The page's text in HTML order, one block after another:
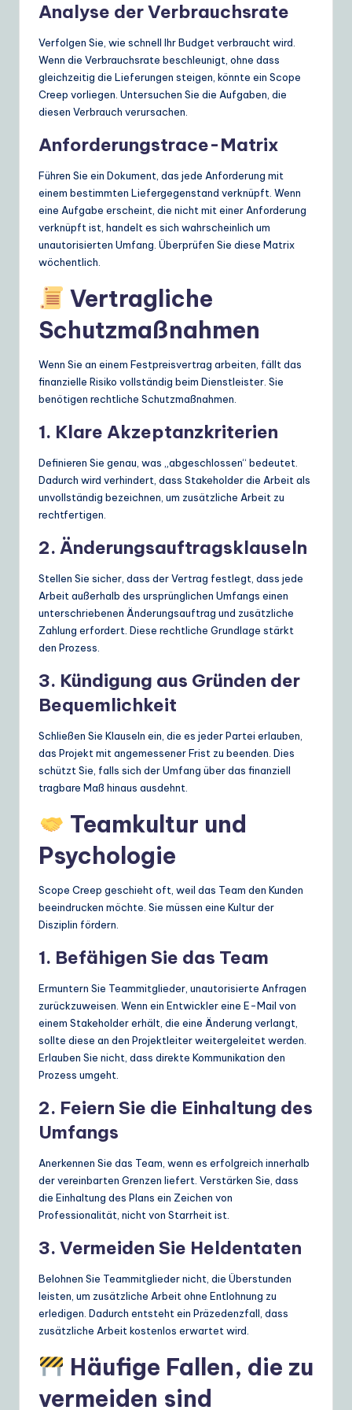
Analyse der Verbrauchsrate
Verfolgen Sie, wie schnell Ihr Budget verbraucht wird.
Wenn die Verbrauchsrate beschleunigt, ohne dass
gleichzeitig die Lieferungen steigen, könnte ein Scope
Creep vorliegen. Untersuchen Sie die Aufgaben, die
diesen Verbrauch verursachen.
Anforderungstrace-Matrix
Führen Sie ein Dokument, das jede Anforderung mit
einem bestimmten Liefergegenstand verknüpft. Wenn
eine Aufgabe erscheint, die nicht mit einer Anforderung
verknüpft ist, handelt es sich wahrscheinlich um
unautorisierten Umfang. Überprüfen Sie diese Matrix
wöchentlich.
Vertragliche
Schutzmaßnahmen
Wenn Sie an einem Festpreisvertrag arbeiten, fällt das
finanzielle Risiko vollständig beim Dienstleister. Sie
benötigen rechtliche Schutzmaßnahmen.
1. Klare Akzeptanzkriterien
Definieren Sie genau, was „abgeschlossen“ bedeutet.
Dadurch wird verhindert, dass Stakeholder die Arbeit als
unvollständig bezeichnen, um zusätzliche Arbeit zu
rechtfertigen.
2. Änderungsauftragsklauseln
Stellen Sie sicher, dass der Vertrag festlegt, dass jede
Arbeit außerhalb des ursprünglichen Umfangs einen
unterschriebenen Änderungsauftrag und zusätzliche
Zahlung erfordert. Diese rechtliche Grundlage stärkt
den Prozess.
3. Kündigung aus Gründen der
Bequemlichkeit
Schließen Sie Klauseln ein, die es jeder Partei erlauben,
das Projekt mit angemessener Frist zu beenden. Dies
schützt Sie, falls sich der Umfang über das finanziell
tragbare Maß hinaus ausdehnt.
Teamkultur und
Psychologie
Scope Creep geschieht oft, weil das Team den Kunden
beeindrucken möchte. Sie müssen eine Kultur der
Disziplin fördern.
1. Befähigen Sie das Team
Ermuntern Sie Teammitglieder, unautorisierte Anfragen
zurückzuweisen. Wenn ein Entwickler eine E-Mail von
einem Stakeholder erhält, die eine Änderung verlangt,
sollte diese an den Projektleiter weitergeleitet werden.
Erlauben Sie nicht, dass direkte Kommunikation den
Prozess umgeht.
2. Feiern Sie die Einhaltung des
Umfangs
Anerkennen Sie das Team, wenn es erfolgreich innerhalb
der vereinbarten Grenzen liefert. Verstärken Sie, dass
die Einhaltung des Plans ein Zeichen von
Professionalität, nicht von Starrheit ist.
3. Vermeiden Sie Heldentaten
Belohnen Sie Teammitglieder nicht, die Überstunden
leisten, um zusätzliche Arbeit ohne Entlohnung zu
erledigen. Dadurch entsteht ein Präzedenzfall, dass
zusätzliche Arbeit kostenlos erwartet wird.
Häufige Fallen, die zu
vermeiden sind